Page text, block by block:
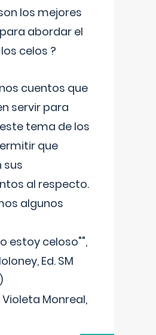
los mejores
abordar el
celos ?
cuentos que
servir para
tema de los
que
sus
al respecto.
algunos
estoy celoso"",
Ed. SM
Violeta Monreal,